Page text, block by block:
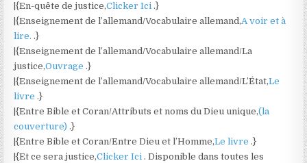
|{En-quête de justice,Clicker Ici.}
|{Enseignement de l’allemand/Vocabulaire allemand,A voir et à
lire..}
|{Enseignement de l’allemand/Vocabulaire allemand/La
justice,Ouvrage.}
|{Enseignement de l’allemand/Vocabulaire allemand/L’État,Le
livre.}
|{Entre Bible et Coran/Attributs et noms du Dieu unique,(la
couverture).}
|{Entre Bible et Coran/Entre Dieu et l’Homme,Le livre.}
|{Et ce sera justice,Clicker Ici. Disponible dans toutes les